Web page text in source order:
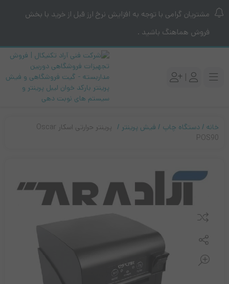
مشتریان گرامی با توجه به افزایش نرخ ارز قبل از خرید با بخش
فروش هماهنگ باشید .
|
خانه دستگاه چاپ فیش پرینتر
پرینتر حرارتی اسکار Oscar
POS90